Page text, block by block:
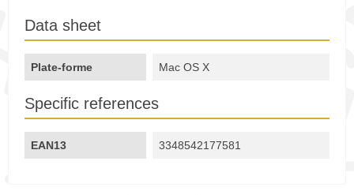
Data sheet
Plate-forme Mac OS X
Specific references
EAN13 3348542177581